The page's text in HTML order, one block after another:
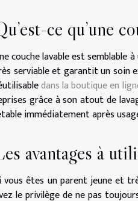
ce qu’une
couche lavable est semblable
serviable et garantit un soin
dans la boutique en
grâce à son atout de
immédiatement après
avantages à
vous êtes un parent jeune et
le privilège de ne pas